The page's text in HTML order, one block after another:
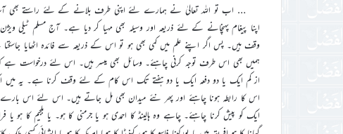
… اب تو اللہ تعالیٰ نے ہمارے لئے اپنی طرف بلانے کے لئے راستے بھی
وقف ہیں۔ پس اگر اپنے علم میں کمی بھی ہو تو اس کے ذریعہ سے فائدہ اٹھایا
ہمیں بھی اس طرف توجہ کرنی چاہئے۔ وسائل بھی میسر ہیں۔ اس لئے درخواست
از کم ایک یا دو دفعہ ایک یا دو ہفتے تک اس کام کے لئے وقف کرنا ہے۔ یہ میں
اس کا رابطہ ہونا چاہئے اور پھر نئے میدان بھی مل جاتے ہیں۔ اس لئے اس
ایک کو پیش کرنا چاہئے۔ چاہے وہ ہالینڈ کا احمدی ہو یا جرمنی کا ہو۔ یا بلجیم کا